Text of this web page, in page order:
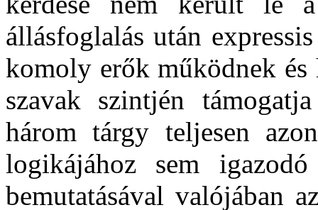
állásfoglalás után
komoly erők működnek és
szavak szintjén
három tárgy teljesen
logikájához sem igazodó
bemutatásával valójában